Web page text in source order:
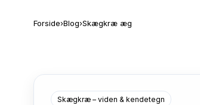
Forside›Blog›Skægkræ æg
Skægkræ – viden & kendetegn